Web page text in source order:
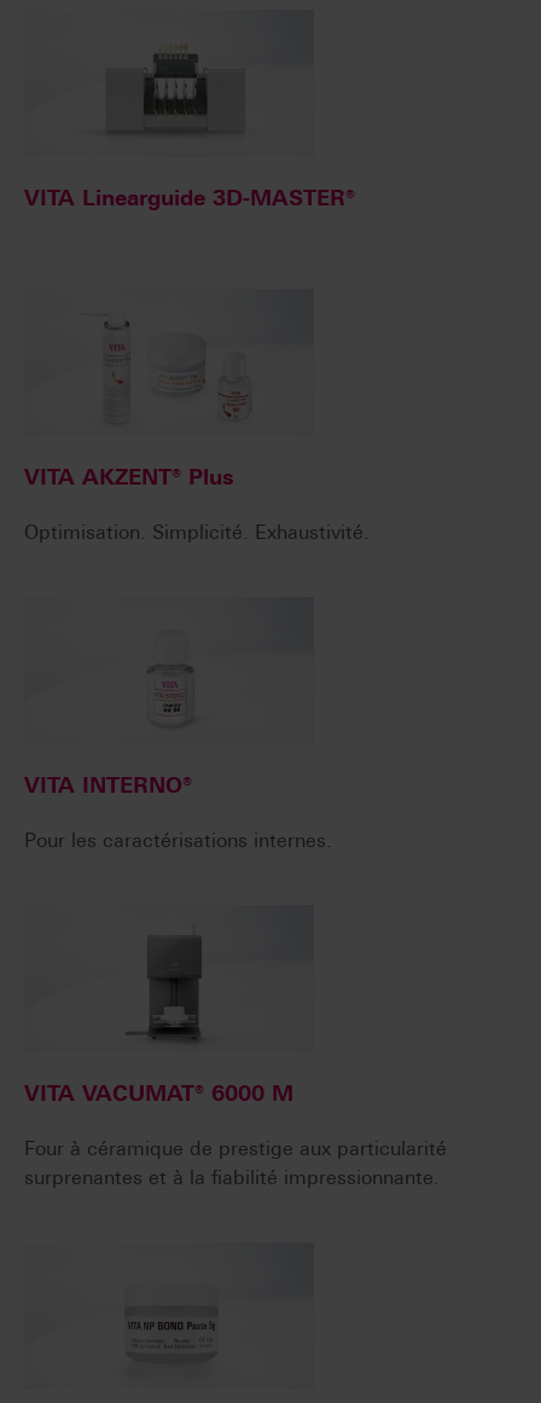
VITA Linearguide 3D-MASTER®
VITA AKZENT® Plus
Optimisation. Simplicité. Exhaustivité.
VITA INTERNO®
Pour les caractérisations internes.
VITA VACUMAT® 6000 M
Four à céramique de prestige aux particularité
surprenantes et à la fiabilité impressionnante.